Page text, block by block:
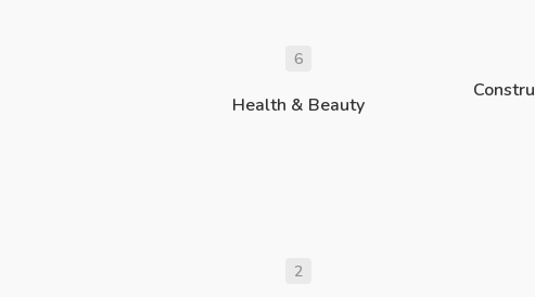
6
Health & Beauty
2